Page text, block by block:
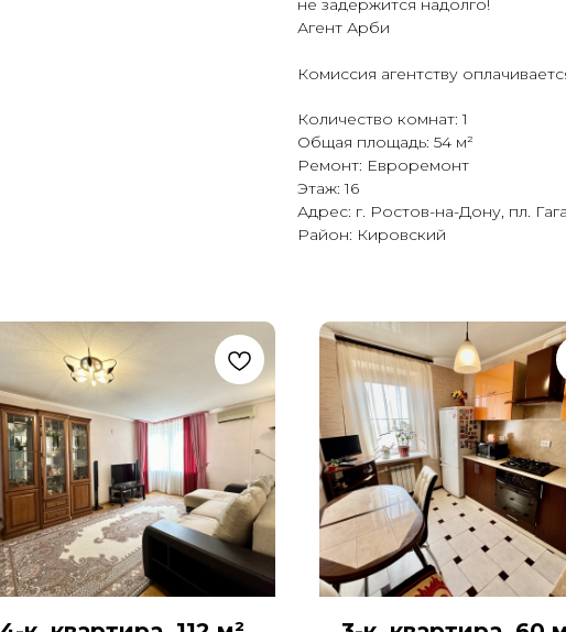
не задержится надолго!
Агент Арби
Комиссия агентству
Количество комнат: 1
Общая площадь: 54 м²
Ремонт: Евроремонт
Этаж: 16
Адрес: г. Ростов-на-Дону, пл.
Район: Кировский